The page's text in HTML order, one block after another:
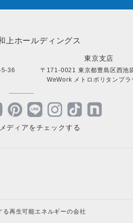
上ホールディングス
5-36
東京支店
〒171-0021 東京都豊島区西池
WeWork メトロポリタンプラ
ディアをチェックする
る再生可能エネルギーの会社